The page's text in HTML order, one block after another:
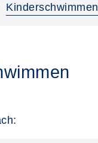
Kinderschwimmen